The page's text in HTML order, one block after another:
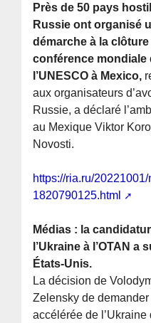
Près de 50 pays
Russie ont organisé
démarche à la clôture
conférence mondiale
l’UNESCO à Mexico,
aux organisateurs
Russie, a déclaré
au Mexique Viktor
Novosti.
https://ria.ru/20221001/
1820790125.html
Médias : la
l’Ukraine à l’OTAN a
États-Unis.
La décision de
Zelensky de
accélérée de l’Ukraine